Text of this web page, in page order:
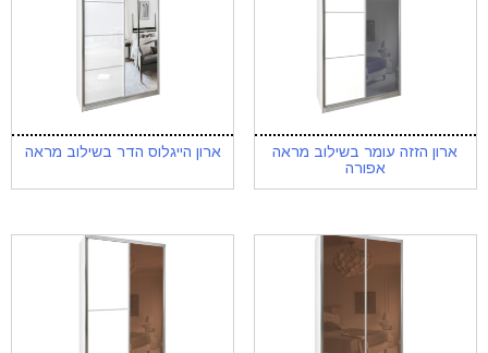
ארון הזזה עומר בשילוב מראה
אפורה
ארון הייגלוס הדר בשילוב מראה